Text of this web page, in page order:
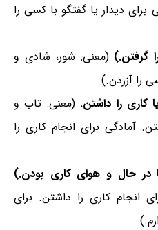
برای دیدار یا گفتگو با کسی را
گرفتن.) (معنی: شور، شادی و
را آزردن.)
را داشتن. (معنی: تاب و
آمادگی برای انجام کاری را
در حال و هوای کاری بودن.)
انجام کاری را داشتن. برای